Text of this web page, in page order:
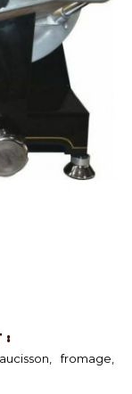
:
fromage,